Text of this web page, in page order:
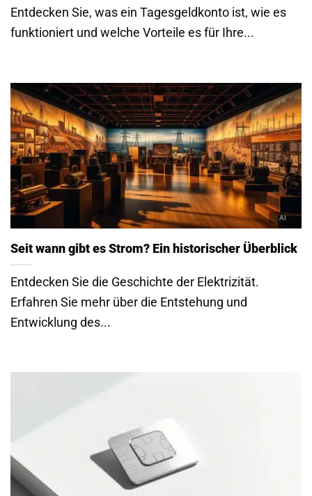
Entdecken Sie, was ein Tagesgeldkonto ist, wie es
funktioniert und welche Vorteile es für Ihre...
Seit wann gibt es Strom? Ein historischer Überblick
Entdecken Sie die Geschichte der Elektrizität.
Erfahren Sie mehr über die Entstehung und
Entwicklung des...